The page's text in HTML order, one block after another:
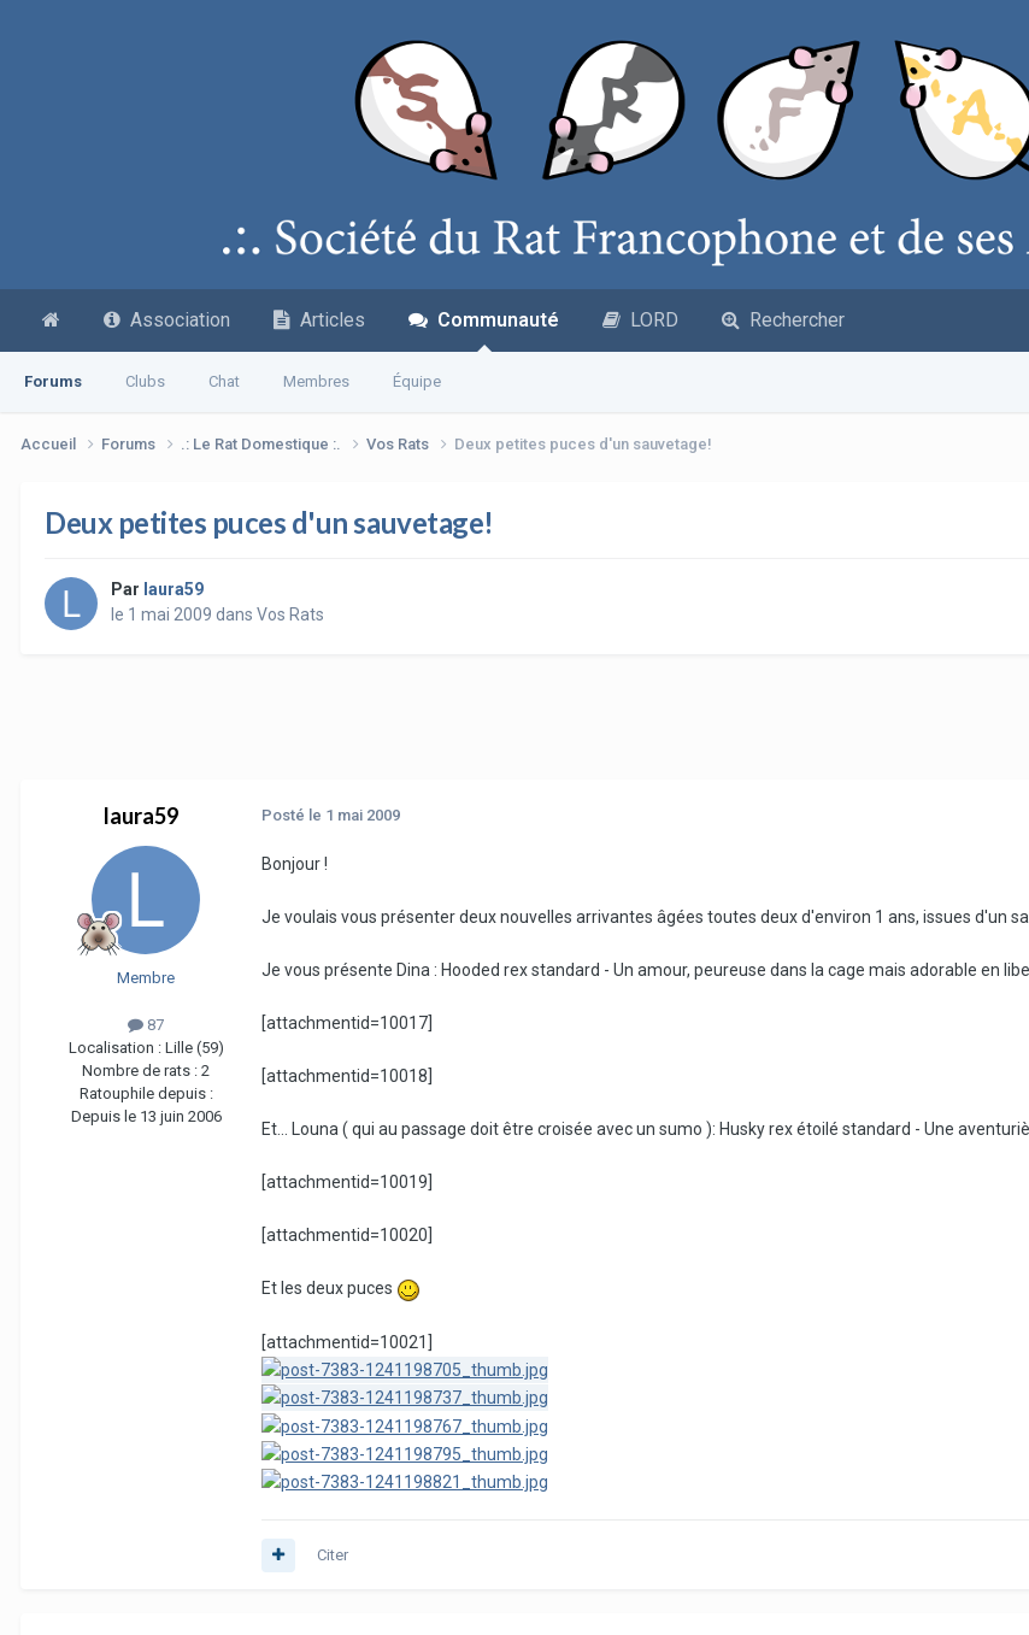
Association Articles Communauté
Forums Clubs Chat Membres Équipe
LORD Rechercher
Accueil Forums .: Le Rat Domestique :. Vos Rats Deux petites puces d'un sauvetage!
Deux petites puces d'un sauvetage!
Par laura59
le 1 mai 2009 dans Vos Rats
laura59
Membre
87
Localisation : Lille (59)
Nombre de rats : 2
Ratouphile depuis :
Depuis le 13 juin 2006
Posté le 1 mai 2009
Bonjour !
Je voulais vous présenter deux nouvelles arrivantes âgées toutes deux d'environ 1 ans, issues d'un
Je vous présente Dina : Hooded rex standard - Un amour, peureuse dans la cage mais adorable en
[attachmentid=10017]
[attachmentid=10018]
Et... Louna ( qui au passage doit être croisée avec un sumo ): Husky rex étoilé standard - Une
[attachmentid=10019]
[attachmentid=10020]
Et les deux puces
[attachmentid=10021]
Citer